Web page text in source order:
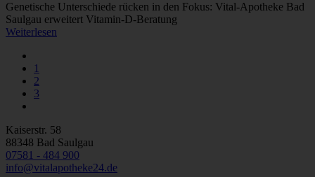
Genetische Unterschiede rücken in den Fokus: Vital-Apotheke Bad
Saulgau erweitert Vitamin-D-Beratung
Weiterlesen
1
2
3
Kaiserstr. 58
88348 Bad Saulgau
07581 - 484 900
info@vitalapotheke24.de